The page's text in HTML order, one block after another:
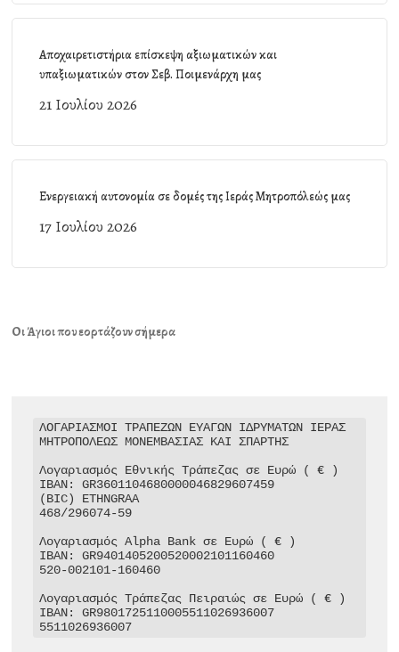
Αποχαιρετιστήρια επίσκεψη αξιωματικών και
υπαξιωματικών στον Σεβ. Ποιμενάρχη μας
21 Ιουλίου 2026
Ενεργειακή αυτονομία σε δομές της Ιεράς Μητροπόλεώς μας
17 Ιουλίου 2026
Οι Άγιοι που εορτάζουν σήμερα
ΛΟΓΑΡΙΑΣΜΟΙ ΤΡΑΠΕΖΩΝ ΕΥΑΓΩΝ ΙΔΡΥΜΑΤΩΝ ΙΕΡΑΣ
ΜΗΤΡΟΠΟΛΕΩΣ ΜΟΝΕΜΒΑΣΙΑΣ ΚΑΙ ΣΠΑΡΤΗΣ
Λογαριασμός Εθνικής Τράπεζας σε Ευρώ ( € )
IBAN: GR3601104680000046829607459
(BIC) ETHNGRAA
468/296074-59
Λογαριασμός Alpha Bank σε Ευρώ ( € )
IBAN: GR9401405200520002101160460
520-002101-160460
Λογαριασμός Τράπεζας Πειραιώς σε Ευρώ ( € )
IBAN: GR9801725110005511026936007
5511026936007